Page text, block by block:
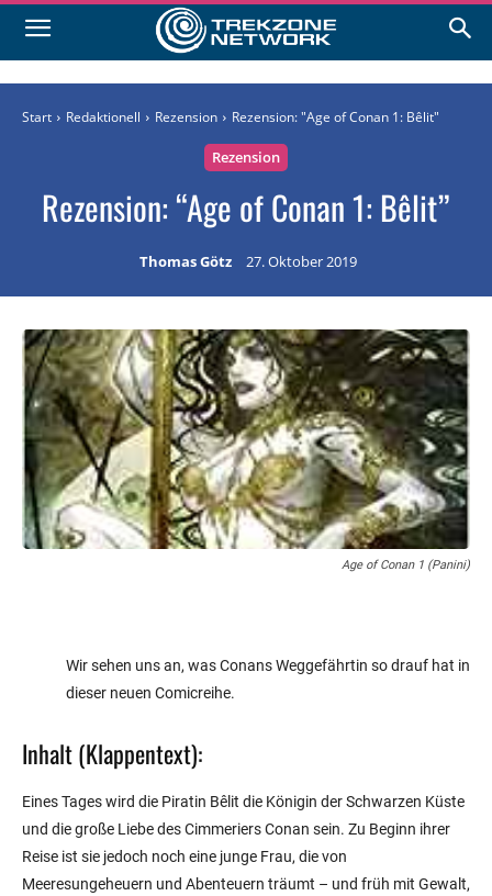
Start Redaktionell Rezension Rezension: "Age of Conan 1: Bêlit"
Rezension
Rezension: “Age of Conan 1: Bêlit”
Thomas Götz 27. Oktober 2019
Age of Conan 1 (Panini)
Wir sehen uns an, was Conans Weggefährtin so drauf hat in
dieser neuen Comicreihe.
Inhalt (Klappentext):
Eines Tages wird die Piratin Bêlit die Königin der Schwarzen Küste
und die große Liebe des Cimmeriers Conan sein. Zu Beginn ihrer
Reise ist sie jedoch noch eine junge Frau, die von
Meeresungeheuern und Abenteuern träumt – und früh mit Gewalt,